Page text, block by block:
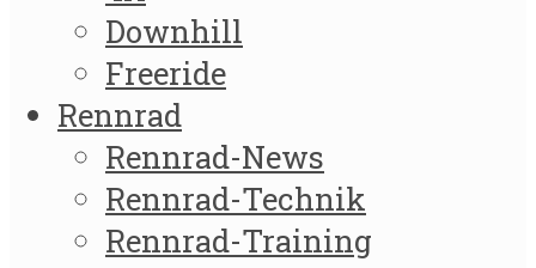
Downhill
Freeride
Rennrad
Rennrad-News
Rennrad-Technik
Rennrad-Training